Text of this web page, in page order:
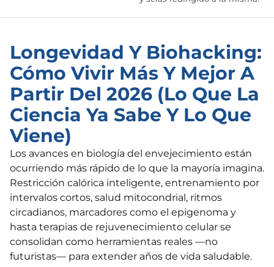
Longevidad Y Biohacking:
Cómo Vivir Más Y Mejor A
Partir Del 2026 (lo Que La
Ciencia Ya Sabe Y Lo Que
Viene)
Los avances en biología del envejecimiento están
ocurriendo más rápido de lo que la mayoría imagina.
Restricción calórica inteligente, entrenamiento por
intervalos cortos, salud mitocondrial, ritmos
circadianos, marcadores como el epigenoma y
hasta terapias de rejuvenecimiento celular se
consolidan como herramientas reales —no
futuristas— para extender años de vida saludable.